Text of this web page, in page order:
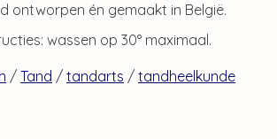
ontworpen én gemaakt in België.
wassen op 30° maximaal.
/ Tand / tandarts / tandheelkunde